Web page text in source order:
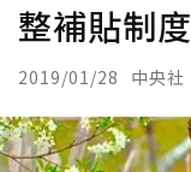
整補貼制度
2019/01/28 中央社